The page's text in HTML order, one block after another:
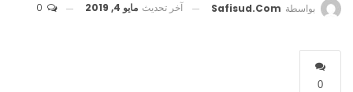
بواسطة Safisud.com آخر تحديث مايو 4, 2019
0